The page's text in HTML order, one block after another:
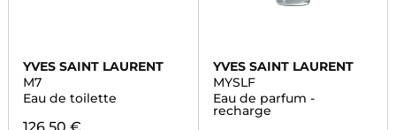
YVES SAINT LAURENT
M7
Eau de toilette
YVES SAINT LAURENT
MYSLF
Eau de parfum -
recharge